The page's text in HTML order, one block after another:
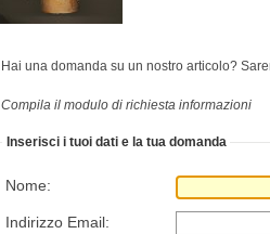
Hai una domanda su un nostro articolo?
Compila il modulo di richiesta informazioni
Inserisci i tuoi dati e la tua domanda
Nome:
Indirizzo Email: